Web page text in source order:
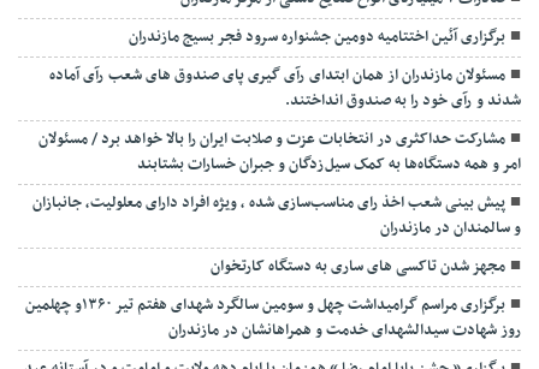
برگزاری آئین اختتامیه دومین جشنواره سرود فجر بسیج مازندران
مسئولان مازندران از همان ابتدای رآی گیری پای صندوق های شعب رآی آماده
شدند و رآی خود را به صندوق انداختند.
مشارکت حداکثری در انتخابات عزت و صلابت ایران را بالا خواهد برد / مسئولان
امر و همه دستگاه‌ها به کمک سیل‌زدگان و جبران خسارات بشتابند
پیش بینی شعب اخذ رای مناسب‌سازی شده ، ویژه افراد دارای معلولیت، جانبازان
و سالمندان در مازندران
مجهز شدن تاکسی های ساری به دستگاه کارتخوان
برگزاری مراسم گرامیداشت چهل و سومین سالگرد شهدای هفتم تیر ۱۳۶۰و چهلمین
روز شهادت سیدالشهدای خدمت و همراهانشان در مازندران